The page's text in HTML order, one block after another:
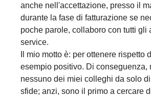
anche nell'accettazione, presso il
durante la fase di fatturazione se
poche parole, collaboro con tutti gli
service.
Il mio motto è: per ottenere rispetto
esempio positivo. Di conseguenza,
nessuno dei miei colleghi da solo
sfide; anzi, sono il primo a cercare